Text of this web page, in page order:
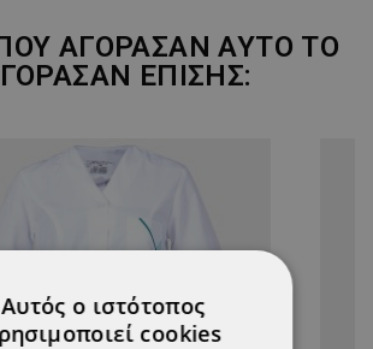
ΑΓΌΡΑΣΑΝ ΑΥΤΌ ΤΟ
ΕΠΊΣΗΣ:
Αυτός ο ιστότοπος
cookies